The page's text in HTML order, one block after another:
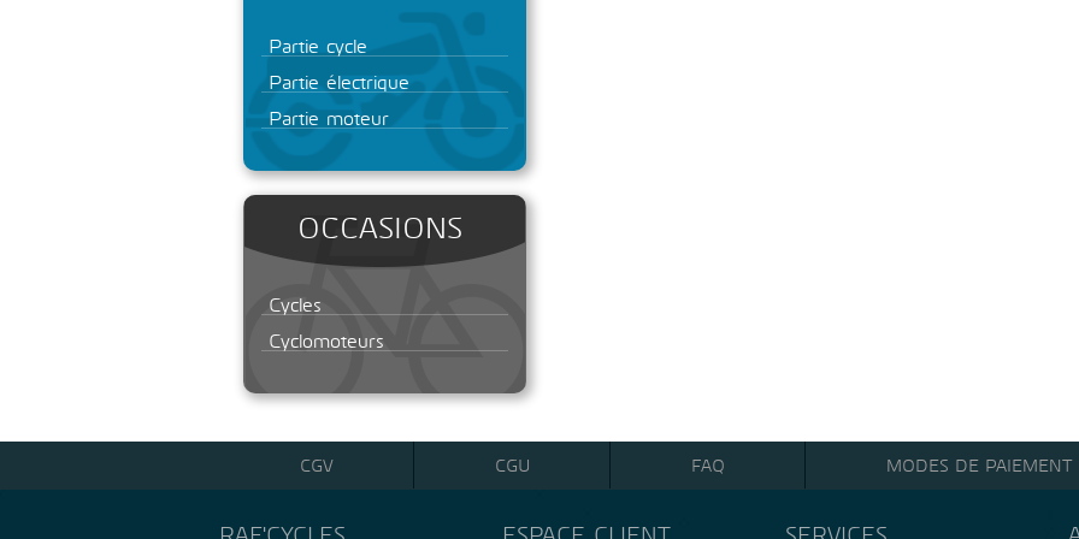
Partie cycle
Partie électrique
Partie moteur
OCCASIONS
Cycles
Cyclomoteurs
CGV CGU FAQ MODES DE PAIEMENT